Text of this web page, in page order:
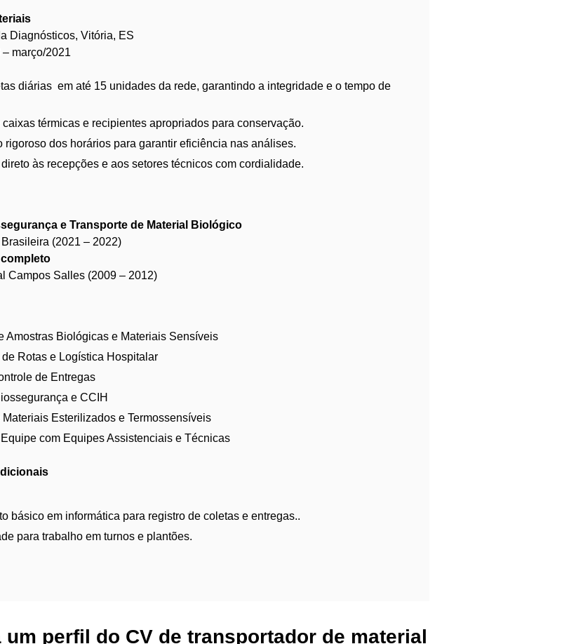
Diagnósticos, Vitória, ES
março/2021
diárias em até 15 unidades da rede, garantindo a integridade e o tempo de
caixas térmicas e recipientes apropriados para conservação.
rigoroso dos horários para garantir eficiência nas análises.
às recepções e aos setores técnicos com cordialidade.
e Transporte de Material Biológico
(2021 – 2022)
Campos Salles (2009 – 2012)
Amostras Biológicas e Materiais Sensíveis
Rotas e Logística Hospitalar
de Entregas
e CCIH
Materiais Esterilizados e Termossensíveis
com Equipes Assistenciais e Técnicas
básico em informática para registro de coletas e entregas..
para trabalho em turnos e plantões.
um perfil do CV de transportador de material